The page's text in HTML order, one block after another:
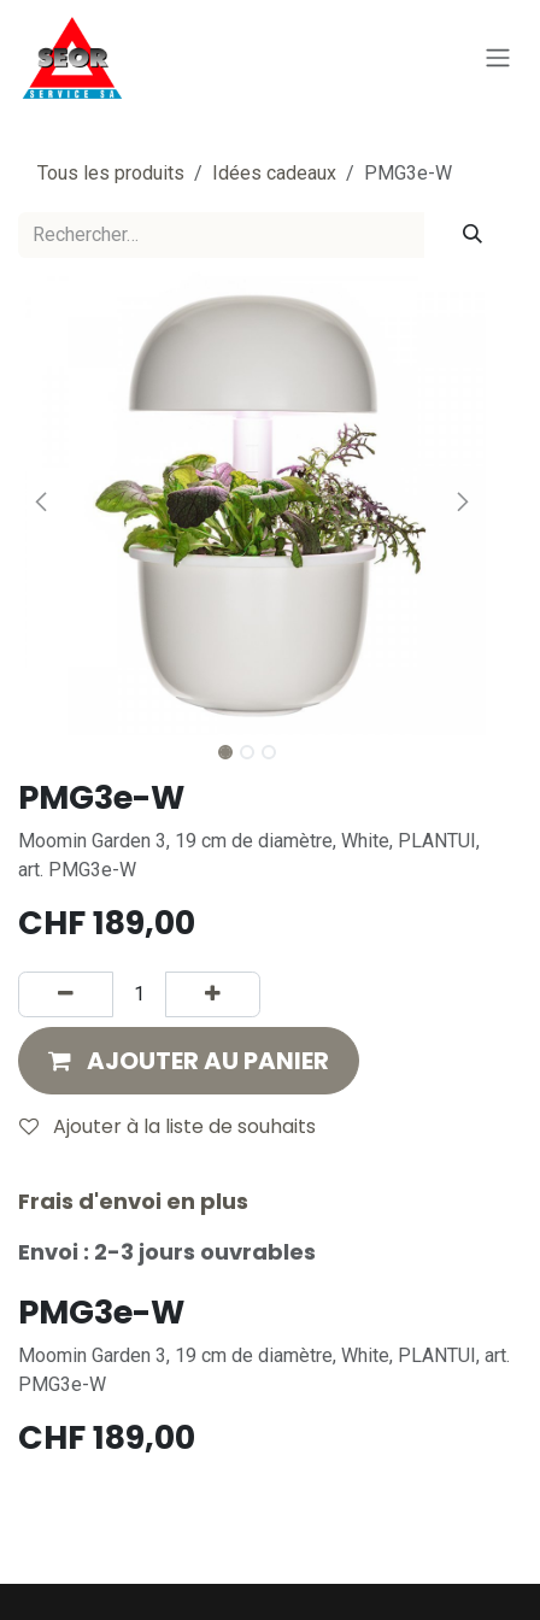
Se rendre au contenu
Tous les produits Idées cadeaux PMG3e-W
PMG3e-W
Moomin Garden 3, 19 cm de diamètre, White, PLANTUI,
art. PMG3e-W
CHF189,00
AJOUTER AU PANIER
Ajouter à la liste de souhaits
Frais d'envoi en plus
Envoi : 2-3 jours ouvrables
PMG3e-W
Moomin Garden 3, 19 cm de diamètre, White, PLANTUI, art.
PMG3e-W
CHF189,00